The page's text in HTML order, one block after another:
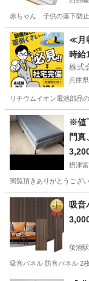
赤ちゃん 子供の落下防
大阪 大東市 四
≪月
時給
株式
兵庫
リチウムイオン電池部品
兵庫 南あわじ市※値
門真
0円
トレ
摂津
閲覧頂きありがとうござ
大阪 高槻市 摂
吸音
蛍池駅
吸音パネル 防音パネル 2